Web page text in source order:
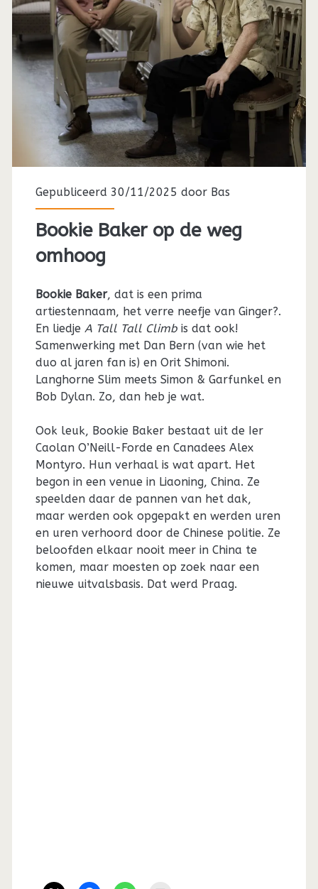
Gepubliceerd 30/11/2025 door Bas
Bookie Baker op de weg
omhoog
Bookie Baker, dat is een prima
artiestennaam, het verre neefje van Ginger?.
En liedje A Tall Tall Climbis dat ook!
Samenwerking met Dan Bern (van wie het
duo al jaren fan is) en Orit Shimoni.
Langhorne Slim meets Simon & Garfunkel en
Bob Dylan. Zo, dan heb je wat.
Ook leuk, Bookie Baker bestaat uit de Ier
Caolan O’Neill-Forde en Canadees Alex
Montyro. Hun verhaal is wat apart. Het
begon in een venue in Liaoning, China. Ze
speelden daar de pannen van het dak,
maar werden ook opgepakt en werden uren
en uren verhoord door de Chinese politie. Ze
beloofden elkaar nooit meer in China te
komen, maar moesten op zoek naar een
nieuwe uitvalsbasis. Dat werd Praag.